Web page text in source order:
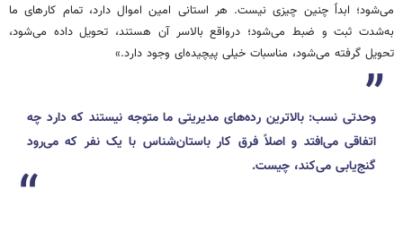
می‌شود؛ ابداً چنین چیزی نیست. هر استانی امین اموال دارد، تمام کارهای ما
به‌شدت ثبت و ضبط می‌شود؛ درواقع بالاسر آن هستند، تحویل داده می‌شود،
تحویل گرفته می‌شود، مناسبات خیلی پیچیده‌ای وجود دارد.»
وحدتی نسب: بالاترین رده‌های مدیریتی ما متوجه نیستند که دارد چه
اتفاقی می‌افتد و اصلاً فرق کار باستان‌شناس با یک نفر که می‌رود
گنج‌یابی می‌کند، چیست.